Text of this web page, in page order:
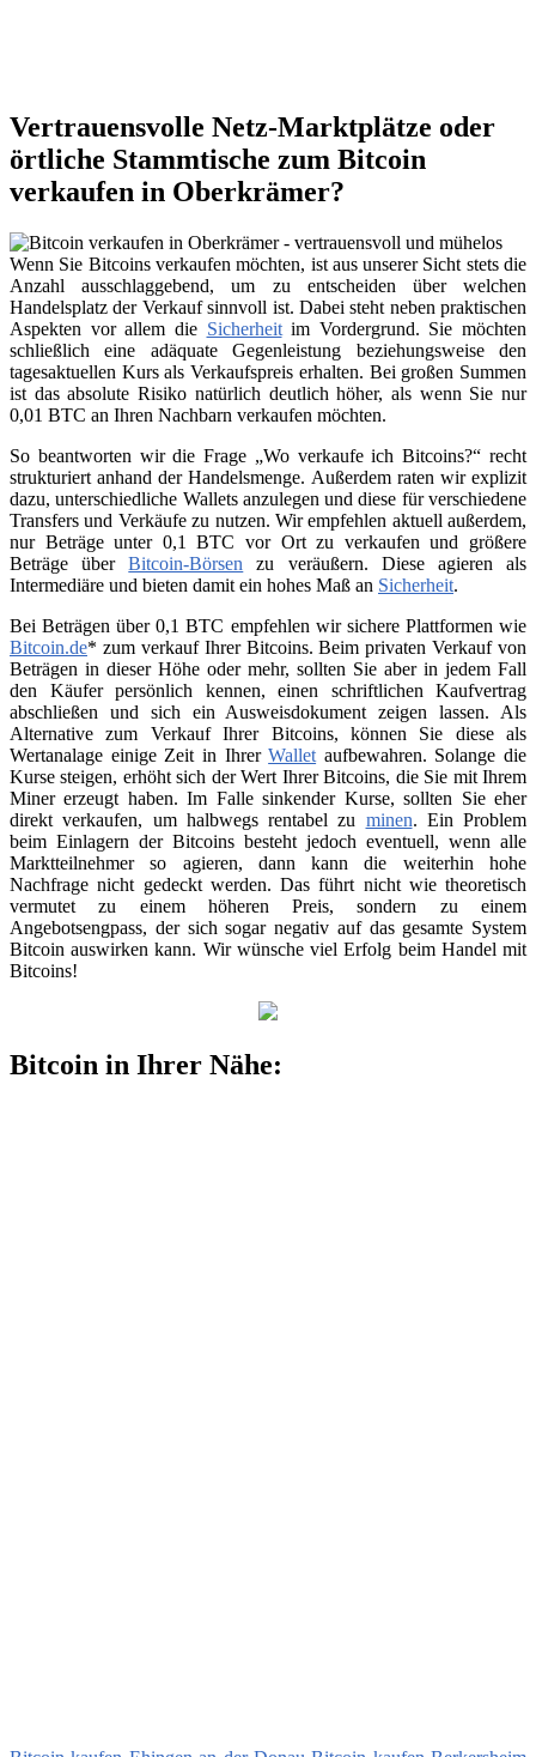
Vertrauensvolle Netz-Marktplätze oder
örtliche Stammtische zum Bitcoin
verkaufen in Oberkrämer?
Wenn Sie Bitcoins verkaufen möchten, ist aus unserer Sicht stets die
Anzahl ausschlaggebend, um zu entscheiden über welchen
Handelsplatz der Verkauf sinnvoll ist. Dabei steht neben praktischen
Aspekten vor allem die Sicherheitim Vordergrund. Sie möchten
schließlich eine adäquate Gegenleistung beziehungsweise den
tagesaktuellen Kurs als Verkaufspreis erhalten. Bei großen Summen
ist das absolute Risiko natürlich deutlich höher, als wenn Sie nur
0,01 BTC an Ihren Nachbarn verkaufen möchten.
So beantworten wir die Frage „Wo verkaufe ich Bitcoins?“ recht
strukturiert anhand der Handelsmenge. Außerdem raten wir explizit
dazu, unterschiedliche Wallets anzulegen und diese für verschiedene
Transfers und Verkäufe zu nutzen. Wir empfehlen aktuell außerdem,
nur Beträge unter 0,1 BTC vor Ort zu verkaufen und größere
Beträge überBitcoin-Börsen zu veräußern. Diese agieren als
Intermediäre und bieten damit ein hohes Maß an Sicherheit.
Bei Beträgen über 0,1 BTC empfehlen wir sichere Plattformen wie
Bitcoin.de* zum verkauf Ihrer Bitcoins. Beim privaten Verkauf von
Beträgen in dieser Höhe oder mehr, sollten Sie aber in jedem Fall
den Käufer persönlich kennen, einen schriftlichen Kaufvertrag
abschließen und sich ein Ausweisdokument zeigen lassen. Als
Alternative zum Verkauf Ihrer Bitcoins, können Sie diese als
Wertanalage einige Zeit in IhrerWallet aufbewahren. Solange die
Kurse steigen, erhöht sich der Wert Ihrer Bitcoins, die Sie mit Ihrem
Miner erzeugt haben. Im Falle sinkender Kurse, sollten Sie eher
direkt verkaufen, um halbwegs rentabel zu minen. Ein Problem
beim Einlagern der Bitcoins besteht jedoch eventuell, wenn alle
Marktteilnehmer so agieren, dann kann die weiterhin hohe
Nachfrage nicht gedeckt werden. Das führt nicht wie theoretisch
vermutet zu einem höheren Preis, sondern zu einem
Angebotsengpass, der sich sogar negativ auf das gesamte System
Bitcoin auswirken kann. Wir wünsche viel Erfolg beim Handel mit
Bitcoins!
Bitcoin in Ihrer Nähe: